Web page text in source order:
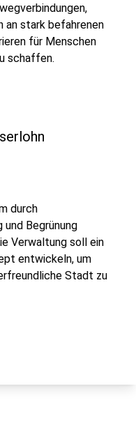
an stark befahrenen
für Menschen
schaffen.
durch
Begrünung
Verwaltung soll ein
entwickeln, um
Stadt zu